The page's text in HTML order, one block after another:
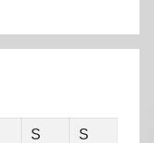
S S